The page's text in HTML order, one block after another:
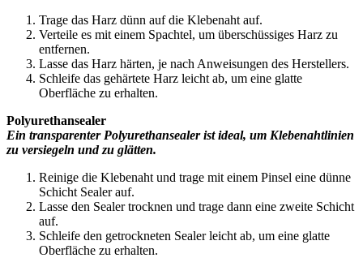
Trage das Harz dünn auf die Klebenaht auf.
Verteile es mit einem Spachtel, um überschüssiges Harz zu
entfernen.
Lasse das Harz härten, je nach Anweisungen des Herstellers.
Schleife das gehärtete Harz leicht ab, um eine glatte
Oberfläche zu erhalten.
Polyurethansealer
Ein transparenter Polyurethansealer ist ideal, um Klebenahtlinien
zu versiegeln und zu glätten.
Reinige die Klebenaht und trage mit einem Pinsel eine dünne
Schicht Sealer auf.
Lasse den Sealer trocknen und trage dann eine zweite Schicht
auf.
Schleife den getrockneten Sealer leicht ab, um eine glatte
Oberfläche zu erhalten.